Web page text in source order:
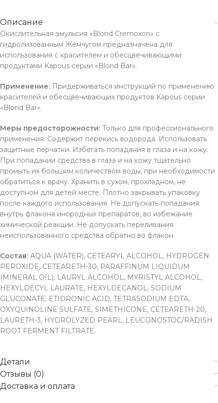
Описание
Окислительная эмульсия «Blond Cremoxon» c
гидролизованным Жемчугом предназначена для
использования с красителем и обесцвечивающими
продуктами Kapous серии «Blond Bar».
Применение: Придерживаться инструкций по применению
красителей и обесцвечивающих продуктов Kapous серии
«Blond Bar».
Меры предосторожности: Только для профессионального
применения. Содержит перекись водорода. Использовать
защитные перчатки. Избегать попадания в глаза и на кожу.
При попадании средства в глаза и на кожу тщательно
промыть их большим количеством воды, при необходимости
обратиться к врачу. Хранить в сухом, прохладном, не
доступном для детей месте. Плотно закрывать упаковку
после каждого использования. Не допускать попадания
внутрь флакона инородных препаратов, во избежание
химической реакции. Не допускать переливания
неиспользованного средства обратно во флакон.
Состав: AQUA (WATER), CETEARYL ALCOHOL, HYDROGEN
PEROXIDE, CETEARETH-30, PARAFFINUM LIQUIDUM
(MINERAL OIL), LAURYL ALCOHOL, MYRISTYL ALCOHOL,
HEXYLDECYL LAURATE, HEXYLDECANOL, SODIUM
GLUCONATE, ETIDRONIC ACID, TETRASODIUM EDTA,
OXYQUINOLINE SULFATE, SIMETHICONE, CETEARETH-20,
LAURETH-3, HYDROLYZED PEARL, LEUCONOSTOC/RADISH
ROOT FERMENT FILTRATE.
Детали
Отзывы (0)
Доставка и оплата